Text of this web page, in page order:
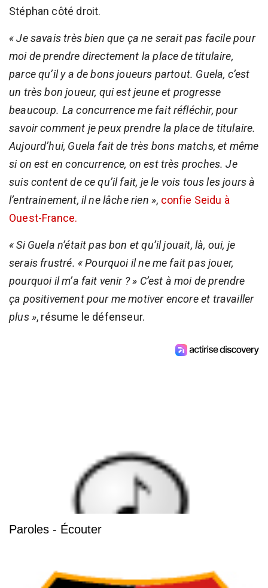
Stéphan côté droit.
« Je savais très bien que ça ne serait pas facile pour
moi de prendre directement la place de titulaire,
parce qu’il y a de bons joueurs partout. Guela, c’est
un très bon joueur, qui est jeune et progresse
beaucoup. La concurrence me fait réfléchir, pour
savoir comment je peux prendre la place de titulaire.
Aujourd’hui, Guela fait de très bons matchs, et même
si on est en concurrence, on est très proches. Je
suis content de ce qu’il fait, je le vois tous les jours à
l’entrainement, il ne lâche rien », confie Seidu à
Ouest-France.
« Si Guela n’était pas bon et qu’il jouait, là, oui, je
serais frustré. « Pourquoi il ne me fait pas jouer,
pourquoi il m’a fait venir ? » C’est à moi de prendre
ça positivement pour me motiver encore et travailler
plus », résume le défenseur.
Paroles - Écouter